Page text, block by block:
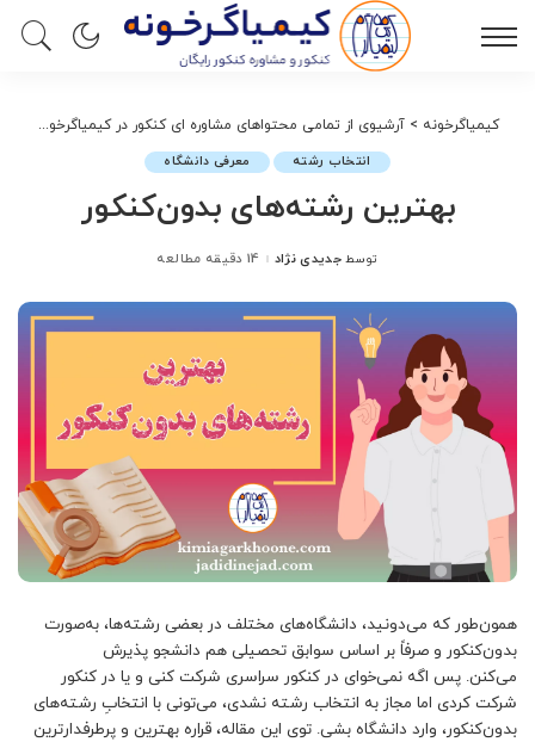
کیمیاگرخونه > آرشیوی از تمامی محتواهای مشاوره ای کنکور در کیمیاگرخونه
انتخاب رشته معرفی دانشگاه
بهترین رشته‌های بدون‌کنکور
ارسال
توسط جدیدی نژاد 14 دقیقه مطالعه
همون‌طور که می‌دونید، دانشگاه‌های مختلف در بعضی‌ رشته‌ها، به‌صورت
بدون‌کنکور و صرفاً بر اساس سوابق تحصیلی هم دانشجو پذیرش
می‌کنن. پس اگه نمی‌خوای در کنکور سراسری شرکت کنی و یا در کنکور
شرکت کردی اما مجاز به انتخاب رشته نشدی، می‌تونی با انتخابِ رشته‌های
بدون‌کنکور، وارد دانشگاه بشی. توی این مقاله، قراره بهترین و پرطرفدارترین